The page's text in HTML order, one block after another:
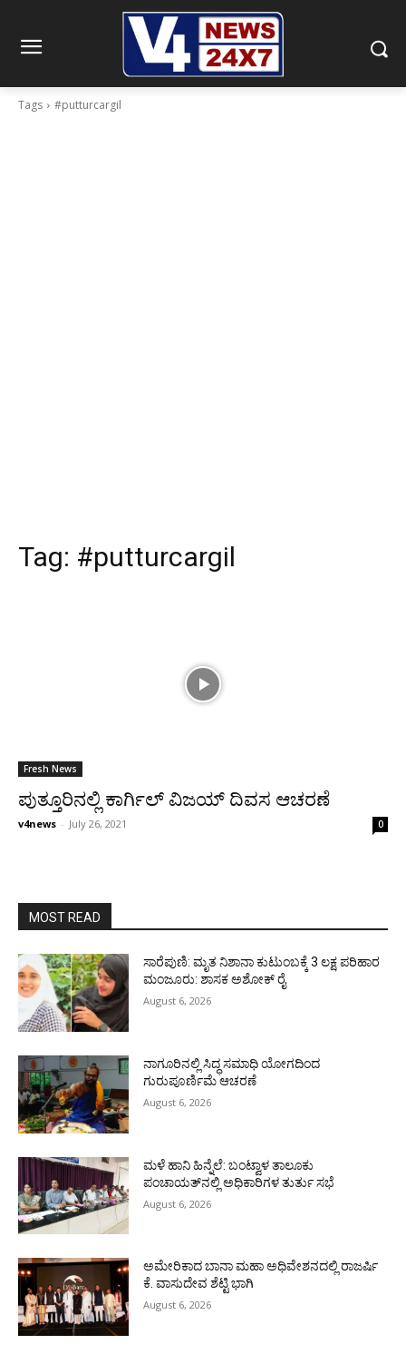
Tags #putturcargil
Tag: #putturcargil
Fresh News
ಪುತ್ತೂರಿನಲ್ಲಿ ಕಾರ್ಗಿಲ್ ವಿಜಯ್ ದಿವಸ ಆಚರಣೆ
v4news - July 26, 2021 0
MOST READ
ಸಾರೆಪುಣಿ: ಮೃತ ನಿಶಾನಾ ಕುಟುಂಬಕ್ಕೆ 3 ಲಕ್ಷ ಪರಿಹಾರ
ಮಂಜೂರು: ಶಾಸಕ ಅಶೋಕ್ ರೈ
August 6, 2026
ನಾಗೂರಿನಲ್ಲಿ ಸಿದ್ಧ ಸಮಾಧಿ ಯೋಗದಿಂದ
ಗುರುಪೂರ್ಣಿಮೆ ಆಚರಣೆ
August 6, 2026
ಮಳೆ ಹಾನಿ ಹಿನ್ನೆಲೆ: ಬಂಟ್ವಾಳ ತಾಲೂಕು
ಪಂಚಾಯತ್‌ನಲ್ಲಿ ಅಧಿಕಾರಿಗಳ ತುರ್ತು ಸಭೆ
August 6, 2026
ಅಮೇರಿಕಾದ ಬಾನಾ ಮಹಾ ಅಧಿವೇಶನದಲ್ಲಿ ರಾಜರ್ಷಿ
ಕೆ. ವಾಸುದೇವ ಶೆಟ್ಟಿ ಭಾಗಿ
August 6, 2026